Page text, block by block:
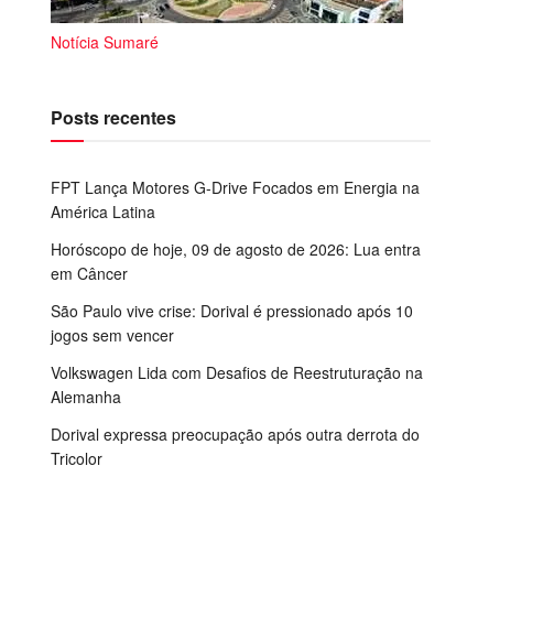
Notícia Sumaré
Posts recentes
FPT Lança Motores G-Drive Focados em Energia na
América Latina
Horóscopo de hoje, 09 de agosto de 2026: Lua entra
em Câncer
São Paulo vive crise: Dorival é pressionado após 10
jogos sem vencer
Volkswagen Lida com Desafios de Reestruturação na
Alemanha
Dorival expressa preocupação após outra derrota do
Tricolor